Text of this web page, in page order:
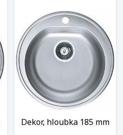
Dekor, hloubka 185 mm